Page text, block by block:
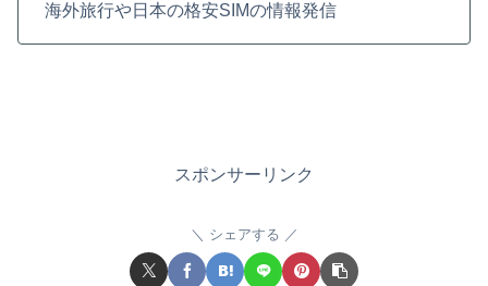
海外旅行や日本の格安SIMの情報発信
スポンサーリンク
シェアする